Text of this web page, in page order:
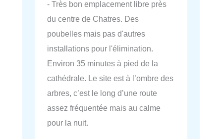
- Très bon emplacement libre près
du centre de Chatres. Des
poubelles mais pas d'autres
installations pour l'élimination.
Environ 35 minutes à pied de la
cathédrale. Le site est à l’ombre des
arbres, c’est le long d’une route
assez fréquentée mais au calme
pour la nuit.